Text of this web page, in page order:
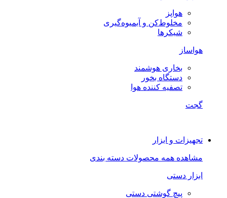
هواپز
مخلوط‌کن و آبمیوه‌گیری
شیکرها
هواساز
بخاری هوشمند
دستگاه بخور
تصفیه کننده هوا
گجت
تجهیزات و ابزار
مشاهده همه محصولات دسته بندی
ابزار دستی
پیچ گوشتی دستی